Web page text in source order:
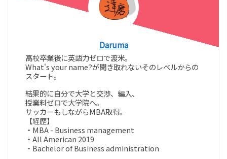
Daruma
高校卒業後に英語力ゼロで渡米。
What's your name?が聞き取れないそのレベルからの
スタート。
結果的に自分で大学と交渉、編入、
授業料ゼロで大学院へ。
サッカーもしながらMBA取得。
【経歴】
・MBA - Business management
・All American 2019
・Bachelor of Business administration